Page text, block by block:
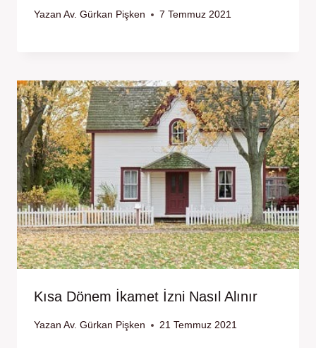
Yazan Av. Gürkan Pişken 7 Temmuz 2021
Kısa Dönem İkamet İzni Nasıl Alınır
Yazan Av. Gürkan Pişken 21 Temmuz 2021